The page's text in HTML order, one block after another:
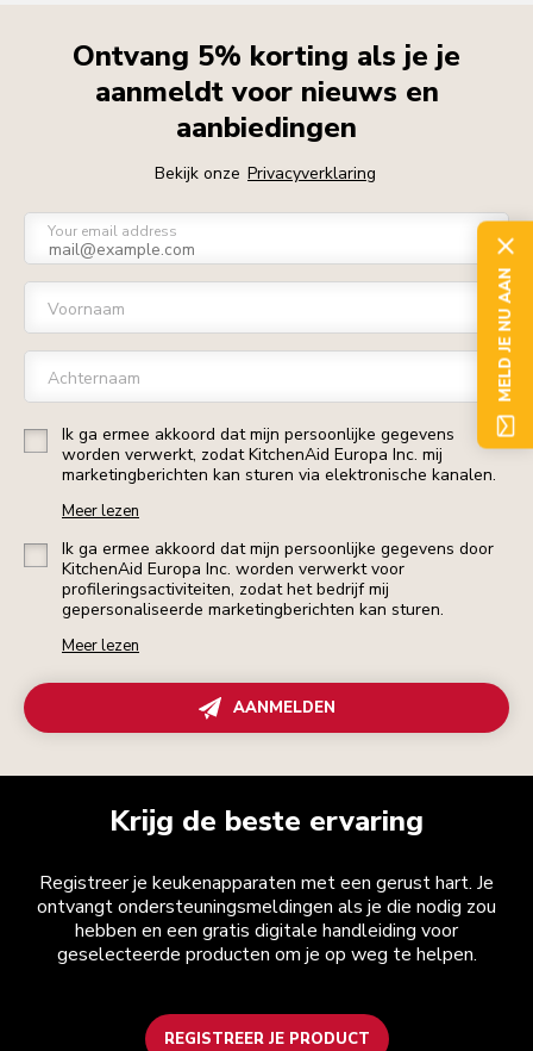
Ontvang 5% korting als je je
aanmeldt voor nieuws en
aanbiedingen
Bekijk onze Privacyverklaring
Your email address
Voornaam
Achternaam
Ik ga ermee akkoord dat mijn persoonlijke gegevens
worden verwerkt, zodat KitchenAid Europa Inc. mij
marketingberichten kan sturen via elektronische kanalen.
Meer lezen
Ik ga ermee akkoord dat mijn persoonlijke gegevens door
KitchenAid Europa Inc. worden verwerkt voor
profileringsactiviteiten, zodat het bedrijf mij
gepersonaliseerde marketingberichten kan sturen.
Meer lezen
AANMELDEN
Krijg de beste ervaring
Registreer je keukenapparaten met een gerust hart. Je
ontvangt ondersteuningsmeldingen als je die nodig zou
hebben en een gratis digitale handleiding voor
geselecteerde producten om je op weg te helpen.
REGISTREER JE PRODUCT
MELD JE NU AAN